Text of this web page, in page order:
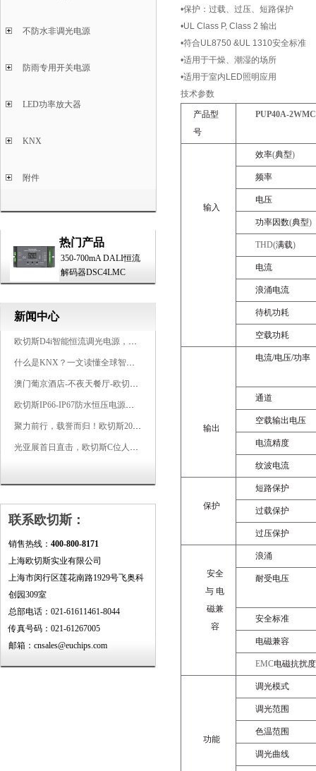
不防水非调光电源
防雨专用开关电源
LED功率放大器
KNX
附件
热门产品
350-700mA DALI恒流
解码器DSC4LMC
新闻中心
欧切斯D4i智能恒流调光电源，引领未来照明生态
什么是KNX？一文读懂全球智能建筑控制标准
澳门葡京酒店-不夜天餐厅-欧切斯KNX智能控制系统打造高端智慧空间
欧切斯IP66-IP67防水恒压电源，无惧风雨，智稳如一
聚力前行，载誉而归！欧切斯2026光亚展完美收官
光亚展首日直击，欧切斯C位人气爆棚-双奖加冕，实力再出圈
联系欧切斯：
销售热线： 400-800-8171
上海欧切斯实业有限公司
上海市闵行区莲花南路1929号飞奥科
创园309室
总部电话：021-61611461-8044
传真号码：021-61267005
邮箱：cnsales@euchips.com
•保护：过载、过压、短路保护
•UL Class P, Class 2 输出
•符合UL8750 &UL 1310安全标准
•适用于干燥、潮湿的场所
•适用于室内LED照明应用
技术参数
产品型
号
PUP40A-
输入
效率(典型)
频率
电压
功率因数(典型)
THD(满载)
电流
浪涌电流
待机功耗
空载功耗
输出
电流/电压/功率
通道
空载输出电压
电流精度
纹波电流
保护
短路保护
过载保护
过压保护
安全
与 电
磁兼
容
浪涌
耐受电压
安全标准
电磁兼容
EMC电磁抗扰度
功能
调光模式
调光范围
色温范围
调光曲线